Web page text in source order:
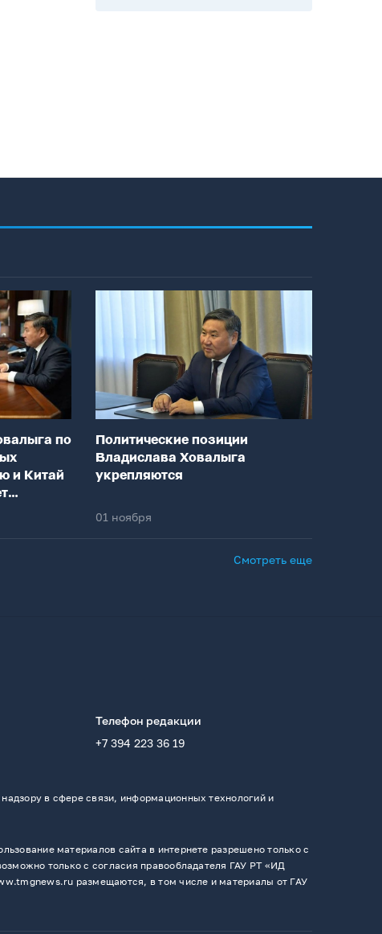
по
и Китай
Политические позиции
Владислава Ховалыга
укрепляются
01 ноября
Смотреть еще
Телефон редакции
+7 394 223 36 19
в сфере связи, информационных технологий и
материалов сайта в интернете разрешено только с
только с согласия правообладателя ГАУ РТ «ИД
размещаются, в том числе и материалы от ГАУ